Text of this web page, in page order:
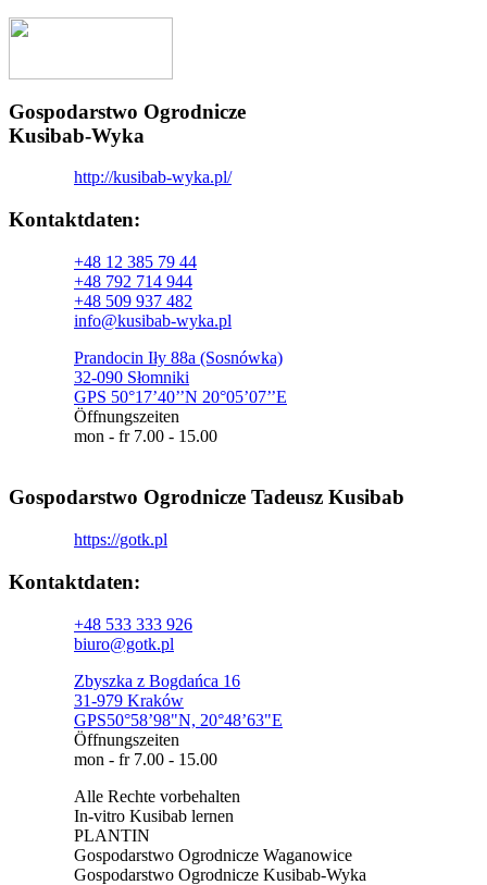
Gospodarstwo Ogrodnicze
Kusibab-Wyka
http://kusibab-wyka.pl/
Kontaktdaten:​
+48 12 385 79 44
+48 792 714 944
+48 509 937 482
info@kusibab-wyka.pl
Prandocin Iły 88a (Sosnówka)
32-090 Słomniki
GPS 50°17’40’’N 20°05’07’’E
Öffnungszeiten
mon - fr 7.00 - 15.00
Gospodarstwo Ogrodnicze Tadeusz Kusibab
https://gotk.pl
Kontaktdaten:​
+48 533 333 926
biuro@gotk.pl
Zbyszka z Bogdańca 16
31-979 Kraków
GPS50°58’98"N, 20°48’63"E
Öffnungszeiten
mon - fr 7.00 - 15.00
Alle Rechte vorbehalten
In-vitro Kusibab lernen
PLANTIN
Gospodarstwo Ogrodnicze Waganowice
Gospodarstwo Ogrodnicze Kusibab-Wyka